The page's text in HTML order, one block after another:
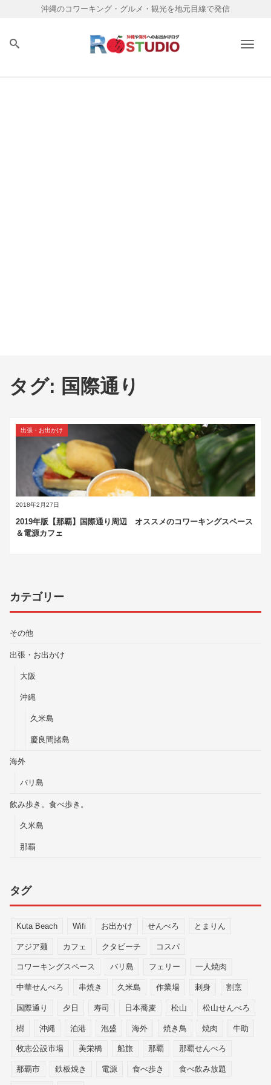
沖縄のコワーキング・グルメ・観光を地元目線で発信
タグ: 国際通り
2018年2月27日
出張・お出かけ
2019年版【那覇】国際通り周辺 オススメのコワーキングスペース
＆電源カフェ
カテゴリー
その他
出張・お出かけ
大阪
沖縄
久米島
慶良間諸島
海外
バリ島
飲み歩き。食べ歩き。
久米島
那覇
タグ
Kuta Beach Wifi お出かけ せんべろ とまりん
アジア麺 カフェ クタビーチ コスパ
コワーキングスペース バリ島 フェリー 一人焼肉
中華せんべろ 串焼き 久米島 作業場 刺身 割烹
国際通り 夕日 寿司 日本蕎麦 松山 松山せんべろ
樹 沖縄 泊港 泡盛 海外 焼き鳥 焼肉 牛助
牧志公設市場 美栄橋 船旅 那覇 那覇せんべろ
那覇市 鉄板焼き 電源 食べ歩き 食べ飲み放題